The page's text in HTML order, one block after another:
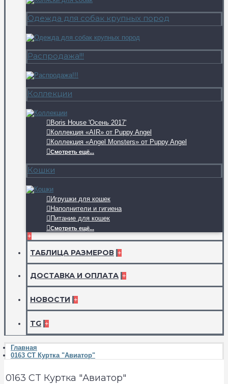
Одежда для собак крупных пород
Распродажа!!!
Коллекции
Boris House 'Осень 2017'
Коллекция «AIR» от Puppy Angel
Коллекция «Angel Monsters» от Puppy Angel
Смотреть ещё...
Кошки
Игрушки для кошек
Наполнители и гигиена
Питание для кошек
Смотреть ещё...
+
ТАБЛИЦА РАЗМЕРОВ +
ДОСТАВКА И ОПЛАТА +
НОВОСТИ +
TG +
Главная
0163 CT Куртка "Авиатор"
0163 CT Куртка "Авиатор"